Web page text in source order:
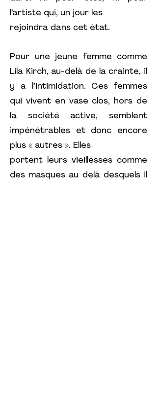
l’artiste qui, un jour les
rejoindra dans cet état.
Pour une jeune femme comme
Lila Kirch, au-delà de la crainte, il
y a l’intimidation. Ces femmes
qui vivent en vase clos, hors de
la société active, semblent
impénétrables et donc encore
plus « autres ». Elles
portent leurs vieillesses comme
des masques au delà desquels il